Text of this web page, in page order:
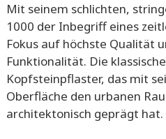
Mit seinem schlichten,
1000 der Inbegriff eines
Fokus auf höchste Qualität
Funktionalität. Die
Kopfsteinpflaster, das mit
Oberfläche den urbanen
architektonisch geprägt hat.